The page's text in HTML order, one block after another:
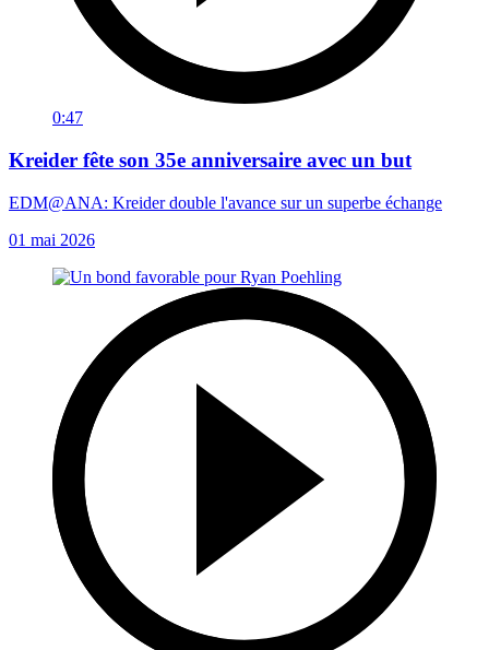
0:47
Kreider fête son 35e anniversaire avec un but
EDM@ANA: Kreider double l'avance sur un superbe échange
01 mai 2026